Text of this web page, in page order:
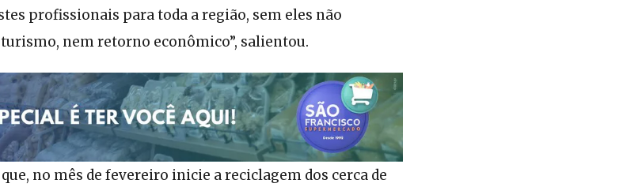
profissionais para toda a região, sem eles não
nem retorno econômico”, salientou.
no mês de fevereiro inicie a reciclagem dos cerca de